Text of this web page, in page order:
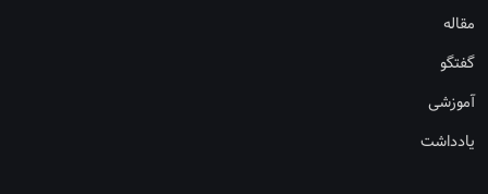
مقاله
گفتگو
آموزشی
یادداشت